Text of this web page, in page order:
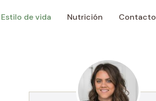
Estilo de vida Nutrición Contacto